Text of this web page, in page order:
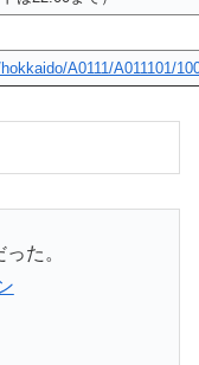
A0111/A011101/
た。